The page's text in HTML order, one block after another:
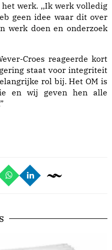
het werk. ,,Ik werk volledig
geen idee waar dit over
werk doen en onderzoek
Croes reageerde kort
staat voor integriteit
rol bij. Het OM is
en wij geven hen alle